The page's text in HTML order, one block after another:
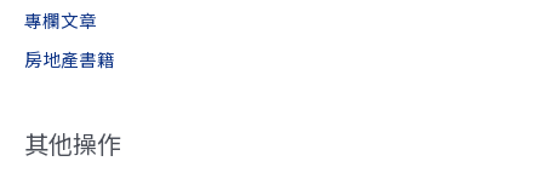
專欄文章
房地產書籍
其他操作